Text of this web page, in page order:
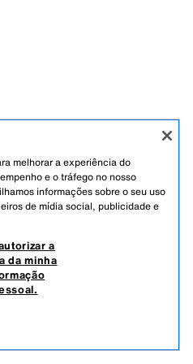
melhorar a experiência do
e o tráfego no nosso
informações sobre o seu uso
de mídia social, publicidade e
a
da minha